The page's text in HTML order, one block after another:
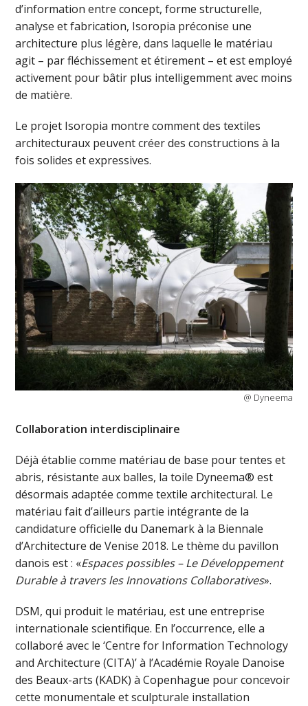
d’information entre concept, forme structurelle,
analyse et fabrication, Isoropia préconise une
architecture plus légère, dans laquelle le matériau
agit – par fléchissement et étirement – et est employé
activement pour bâtir plus intelligemment avec moins
de matière.
Le projet Isoropia montre comment des textiles
architecturaux peuvent créer des constructions à la
fois solides et expressives.
@ Dyneema
Collaboration interdisciplinaire
Déjà établie comme matériau de base pour tentes et
abris, résistante aux balles, la toile Dyneema® est
désormais adaptée comme textile architectural. Le
matériau fait d’ailleurs partie intégrante de la
candidature officielle du Danemark à la Biennale
d’Architecture de Venise 2018. Le thème du pavillon
danois est : «Espaces possibles – Le Développement
Durable à travers les Innovations Collaboratives».
DSM, qui produit le matériau, est une entreprise
internationale scientifique. En l’occurrence, elle a
collaboré avec le ‘Centre for Information Technology
and Architecture (CITA)’ à l’Académie Royale Danoise
des Beaux-arts (KADK) à Copenhague pour concevoir
cette monumentale et sculpturale installation